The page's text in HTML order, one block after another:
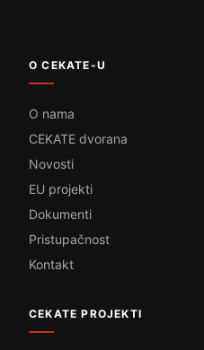
O CEKATE-U
O nama
CEKATE dvorana
Novosti
EU projekti
Dokumenti
Pristupačnost
Kontakt
CEKATE PROJEKTI